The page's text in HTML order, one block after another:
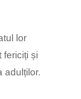
lor
fericiți și
adulților.